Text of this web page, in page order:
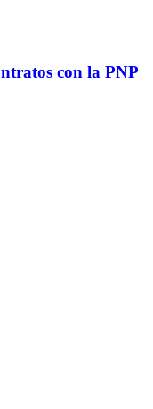
con la PNP